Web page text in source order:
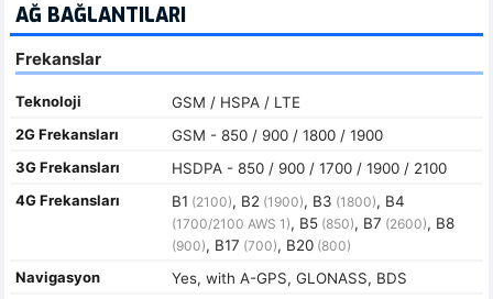
AĞ BAĞLANTILARI
Frekanslar
Teknoloji
GSM / HSPA / LTE
2G Frekansları
GSM - 850 / 900 / 1800 / 1900
3G Frekansları
HSDPA - 850 / 900 / 1700 / 1900 / 2100
4G Frekansları
B1 (2100), B2 (1900), B3 (1800), B4
(1700/2100 AWS 1), B5(850), B7 (2600), B8
(900), B17 (700), B20(800)
Navigasyon
Yes, with A-GPS, GLONASS, BDS